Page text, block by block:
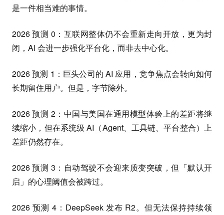
是一件相当难的事情。
2026 预测 0：互联网整体仍不会重新走向开放，更为封
闭，AI 会进一步强化平台化，而非去中心化。
2026 预测 1：巨头公司的 AI 应用，竞争焦点会转向如何
长期留住用户。但是，字节除外。
2026 预测 2：中国与美国在通用模型体验上的差距将继
续缩小，但在系统级 AI（Agent、工具链、平台整合）上
差距仍然存在。
2026 预测 3：自动驾驶不会迎来质变突破，但「默认开
启」的心理阈值会被跨过。
2026 预测 4：DeepSeek 发布 R2。但无法保持持续领